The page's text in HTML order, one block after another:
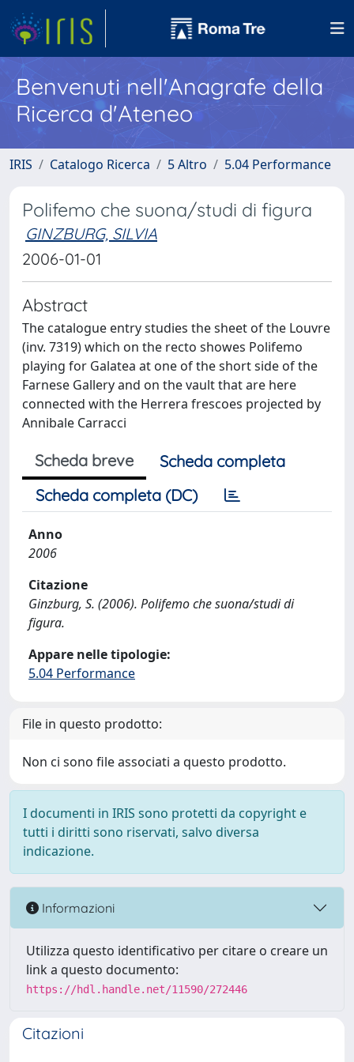
Benvenuti nell'Anagrafe della
Ricerca d'Ateneo
IRIS Catalogo Ricerca 5 Altro 5.04 Performance
Polifemo che suona/studi di figura
GINZBURG, SILVIA
2006-01-01
Abstract
The catalogue entry studies the sheet of the Louvre
(inv. 7319) which on the recto showes Polifemo
playing for Galatea at one of the short side of the
Farnese Gallery and on the vault that are here
connected with the Herrera frescoes projected by
Annibale Carracci
Scheda breve
Scheda completa
Scheda completa (DC)
Anno
2006
Citazione
Ginzburg, S. (2006). Polifemo che suona/studi di
figura.
Appare nelle tipologie:
5.04 Performance
File in questo prodotto:
Non ci sono file associati a questo prodotto.
I documenti in IRIS sono protetti da copyright e
tutti i diritti sono riservati, salvo diversa
indicazione.
Informazioni
Utilizza questo identificativo per citare o creare un
link a questo documento:
https://hdl.handle.net/11590/272446
Citazioni